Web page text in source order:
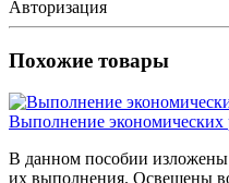
Авторизация
Похожие товары
Выполнение экономических
В данном пособии изложены
их выполнения. Освещены